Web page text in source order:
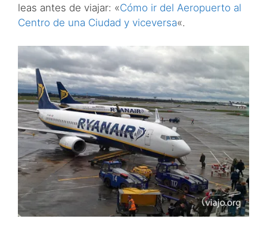
leas antes de viajar: «Cómo ir del Aeropuerto al
Centro de una Ciudad y viceversa«.